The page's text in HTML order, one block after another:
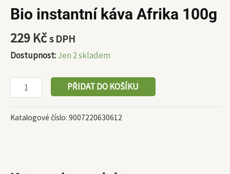
Bio instantní káva Afrika 100g
229 Kčs DPH
Dostupnost:Jen 2 skladem
PŘIDAT DO KOŠÍKU
Katalogové číslo: 9007220630612